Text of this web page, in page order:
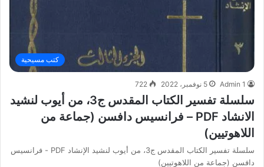
كتب مسيحية
Admin 1 5 نوفمبر، 2022 722
سلسلة تفسير الكتاب المقدس ج3، من أيوب لنشيد
الانشاد PDF – فرانسيس دافسن (جماعة من
اللاهوتيين)
سلسلة تفسير الكتاب المقدس ج3، من أيوب لنشيد الإنشاد PDF - فرانسيس
دافسن (جماعة من اللاهوتيين)